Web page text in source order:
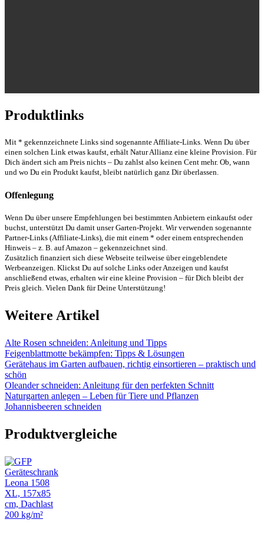
Produktlinks
Mit * gekennzeichnete Links sind sogenannte Affiliate-Links. Wenn Du über
einen solchen Link etwas kaufst, erhält Natur Allianz eine kleine Provision. Für
Dich ändert sich am Preis nichts – Du zahlst also keinen Cent mehr. Ob, wann
und wo Du ein Produkt kaufst, bleibt natürlich ganz Dir überlassen.
Offenlegung
Wenn Du über unsere Empfehlungen bei bestimmten Anbietern einkaufst oder
buchst, unterstützt Du damit unser Garten-Projekt. Wir verwenden sogenannte
Partner-Links (Affiliate-Links), die mit einem * oder einem entsprechenden
Hinweis – z. B. auf Amazon – gekennzeichnet sind.
Zusätzlich finanziert sich diese Webseite teilweise über eingeblendete
Werbeanzeigen. Klickst Du auf solche Links oder Anzeigen und kaufst
anschließend etwas, erhalten wir eine kleine Provision – für Dich bleibt der
Preis gleich. Vielen Dank für Deine Unterstützung!
Weitere Artikel
Alte Rosen schneiden: Anleitung und Tipps
Feigenblattmotte bekämpfen: Tipps & Lösungen
Gerätehaus im Garten aufbauen, richtig einsortieren – praktisch und
schön
Oleander schneiden: Anleitung für den perfekten Schnitt
Naturgarten anlegen – Leben für Tiere und Pflanzen
Johannisbeeren schneiden
Produktvergleiche